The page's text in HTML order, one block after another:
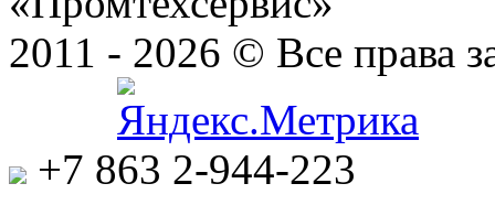
2011 - 2026 © Все права
+7 863 2-944-223